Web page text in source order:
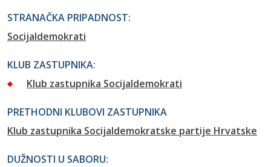
STRANAČKA PRIPADNOST:
Socijaldemokrati
KLUB ZASTUPNIKA:
Klub zastupnika Socijaldemokrati
PRETHODNI KLUBOVI ZASTUPNIKA
Klub zastupnika Socijaldemokratske partije Hrvatske
DUŽNOSTI U SABORU: